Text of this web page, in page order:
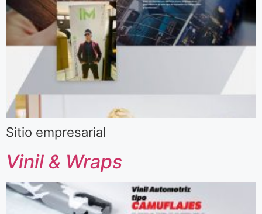
Sitio empresarial
Vinil & Wraps